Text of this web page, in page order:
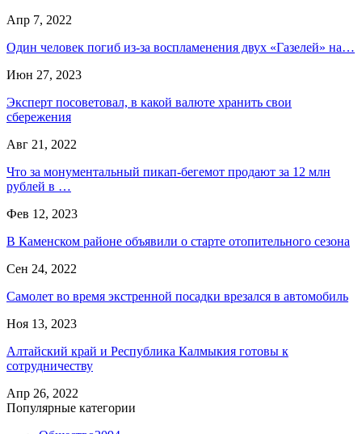
Апр 7, 2022
Один человек погиб из-за воспламенения двух «Газелей» на…
Июн 27, 2023
Эксперт посоветовал, в какой валюте хранить свои
сбережения
Авг 21, 2022
Что за монументальный пикап-бегемот продают за 12 млн
рублей в …
Фев 12, 2023
В Каменском районе объявили о старте отопительного сезона
Сен 24, 2022
Самолет во время экстренной посадки врезался в автомобиль
Ноя 13, 2023
Алтайский край и Республика Калмыкия готовы к
сотрудничеству
Апр 26, 2022
Популярные категории